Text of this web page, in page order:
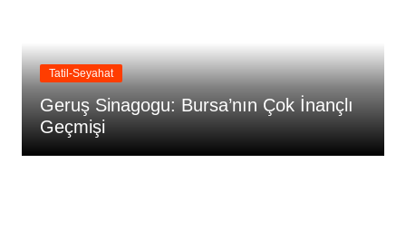
Tatil-Seyahat
Geruş Sinagogu: Bursa’nın Çok İnançlı
Geçmişi